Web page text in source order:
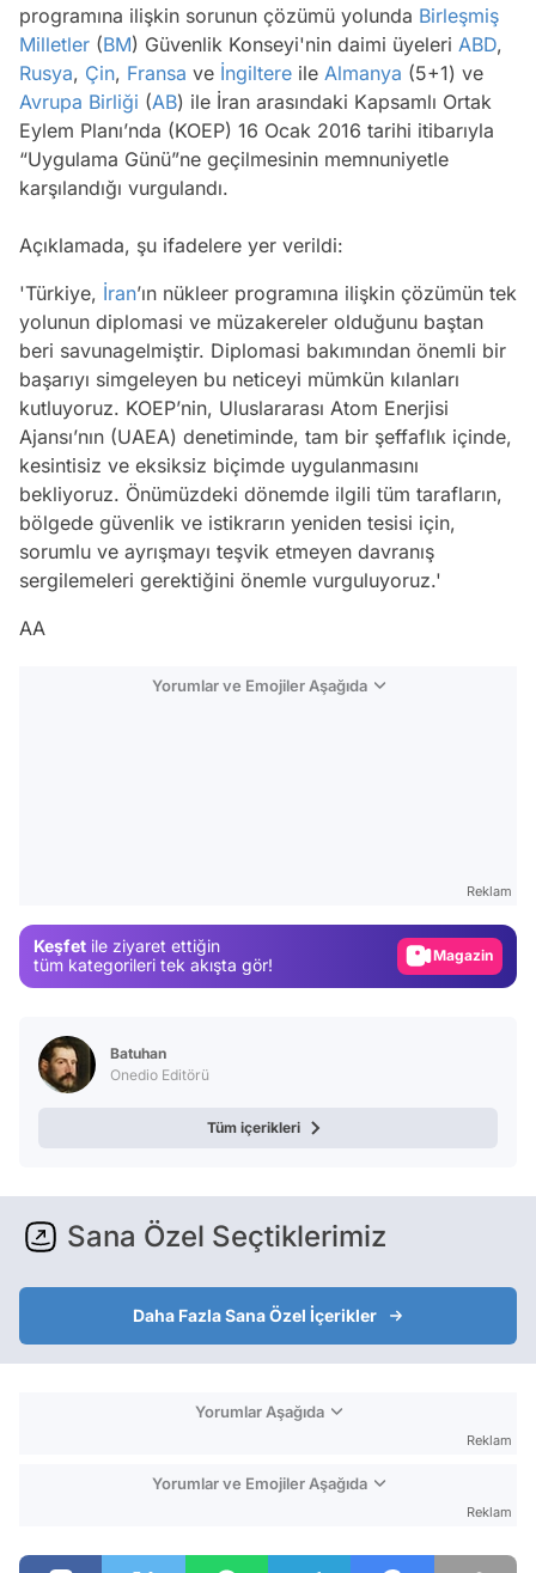
programına ilişkin sorunun çözümü yolunda Birleşmiş
Milletler (BM) Güvenlik Konseyi'nin daimi üyeleri ABD,
Rusya, Çin, Fransa ve İngiltere ile Almanya (5+1) ve
Avrupa Birliği (AB) ile İran arasındaki Kapsamlı Ortak
Eylem Planı’nda (KOEP) 16 Ocak 2016 tarihi itibarıyla
“Uygulama Günü”ne geçilmesinin memnuniyetle
karşılandığı vurgulandı.
Açıklamada, şu ifadelere yer verildi:
'Türkiye, İran’ın nükleer programına ilişkin çözümün tek
yolunun diplomasi ve müzakereler olduğunu baştan
beri savunagelmiştir. Diplomasi bakımından önemli bir
başarıyı simgeleyen bu neticeyi mümkün kılanları
kutluyoruz. KOEP’nin, Uluslararası Atom Enerjisi
Ajansı’nın (UAEA) denetiminde, tam bir şeffaflık içinde,
kesintisiz ve eksiksiz biçimde uygulanmasını
bekliyoruz. Önümüzdeki dönemde ilgili tüm tarafların,
bölgede güvenlik ve istikrarın yeniden tesisi için,
sorumlu ve ayrışmayı teşvik etmeyen davranış
sergilemeleri gerektiğini önemle vurguluyoruz.'
AA
Yorumlar ve Emojiler Aşağıda
Reklam
Keşfet ile ziyaret ettiğin
tüm kategorileri tek akışta gör!
Magazin
Batuhan
Onedio Editörü
Tüm içerikleri
Sana Özel Seçtiklerimiz
Daha Fazla Sana Özel İçerikler
Yorumlar Aşağıda
Reklam
Yorumlar ve Emojiler Aşağıda
Reklam